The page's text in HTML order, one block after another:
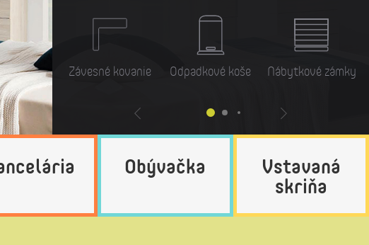
Závesné kovanie Odpadkové koše Nábytkové zámky
Obývačka Vstavaná
skriňa